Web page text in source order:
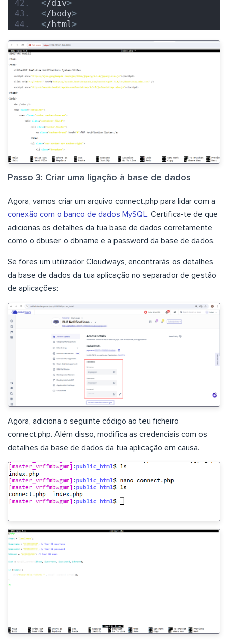
</div>
</body>
</html >
Passo 3: Criar uma ligação à base de dados
Agora, vamos criar um arquivo connect.php para lidar com a
conexão com o banco de dados MySQL. Certifica-te de que
adicionas os detalhes da tua base de dados corretamente,
como o dbuser, o dbname e a password da base de dados.
Se fores um utilizador Cloudways, encontrarás os detalhes
da base de dados da tua aplicação no separador de gestão
de aplicações:
Agora, adiciona o seguinte código ao teu ficheiro
connect.php. Além disso, modifica as credenciais com os
detalhes da base de dados da tua aplicação em causa.